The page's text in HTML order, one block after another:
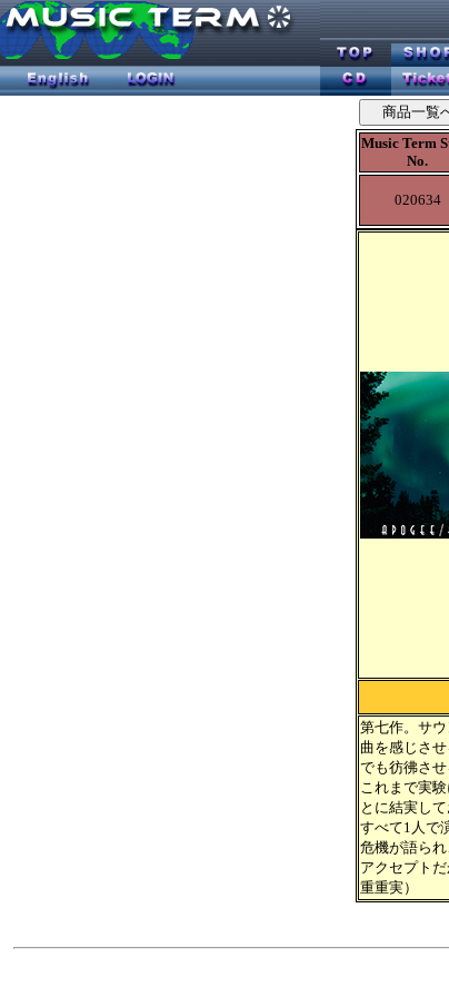
Music Term
No.
020634
第七作。サ
曲を感じさ
でも彷彿さ
これまで実
とに結実し
すべて1人で
危機が語ら
アクセプト
重重実）